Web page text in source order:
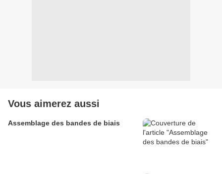
Vous aimerez aussi
Assemblage des bandes de biais